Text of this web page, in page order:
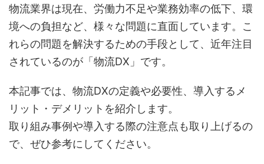
物流業界は現在、労働力不足や業務効率の低下、環
境への負担など、様々な問題に直面しています。こ
れらの問題を解決するための手段として、近年注目
されているのが「物流DX」です。
本記事では、物流DXの定義や必要性、導入するメ
リット・デメリットを紹介します。
取り組み事例や導入する際の注意点も取り上げるの
で、ぜひ参考にしてください。